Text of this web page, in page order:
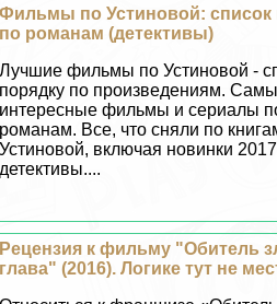
Фильмы по Устиновой: список
по романам (детективы)
Лучшие фильмы по Устиновой -
порядку по произведениям.
интересные фильмы и сериалы
романам. Все, что сняли по
Устиновой, включая новинки
детективы....
Рецензия к фильму "Обитель
глава" (2016). Логике тут не